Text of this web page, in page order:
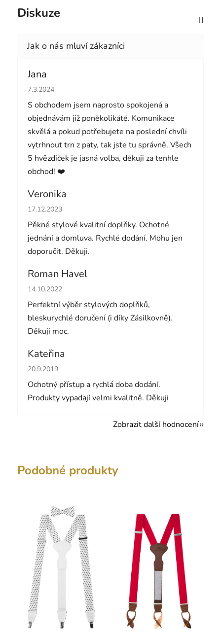
Diskuze
Jana
Hodnocení obchodu je 5 z 5 hvězdiček.
7.3.2024
S obchodem jsem naprosto spokojená a
objednávám již poněkolikáté. Komunikace
skvělá a pokud potřebujete na poslední chvíli
vytrhnout trn z paty, tak jste tu správně. Všech
5 hvězdiček je jasná volba, děkuji za tenhle
obchod! ❤️
Veronika
Hodnocení obchodu je 5 z 5 hvězdiček.
17.12.2023
Pěkné stylové kvalitní doplňky. Ochotné
jednání a domluva. Rychlé dodání. Mohu jen
doporučit. Děkuji.
Roman Havel
Hodnocení obchodu je 5 z 5 hvězdiček.
14.10.2022
Perfektní výběr stylových doplňků,
bleskurychlé doručení (i díky Zásilkovně).
Děkuji moc.
Kateřina
Hodnocení obchodu je 5 z 5 hvězdiček.
20.9.2019
Ochotný přístup a rychlá doba dodání.
Produkty vypadají velmi kvalitně. Děkuji
Zobrazit další hodnocení
Podobné produkty